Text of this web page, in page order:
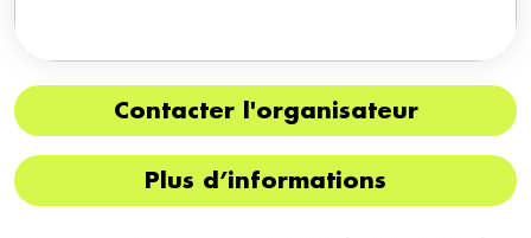
Contacter l'organisateur
Plus d’informations